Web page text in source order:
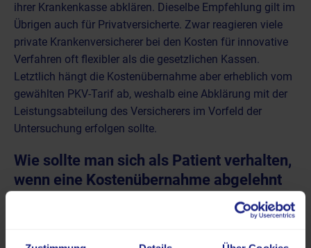
ihrer Krankenkasse abklären. Dieselbe Empfehlung gilt im
Übrigen auch für Privatversicherte. Zwar reagieren viele
private Krankenversicherer bei den Kosten für innovative
Verfahren oft flexibler als die gesetzlichen Kassen.
Letztlich hängt die Kostenübernahme aber erheblich vom
gewählten PKV-Tarif ab, weshalb eine Abklärung mit der
Leistungsabteilung des Versicherers im Vorfeld der
Untersuchung erfolgen sollte.
Wie sollte man sich als Patient verhalten,
wenn eine Kostenübernahme abgelehnt
Wird die Kostenübernahme für eine offene MRT bei der